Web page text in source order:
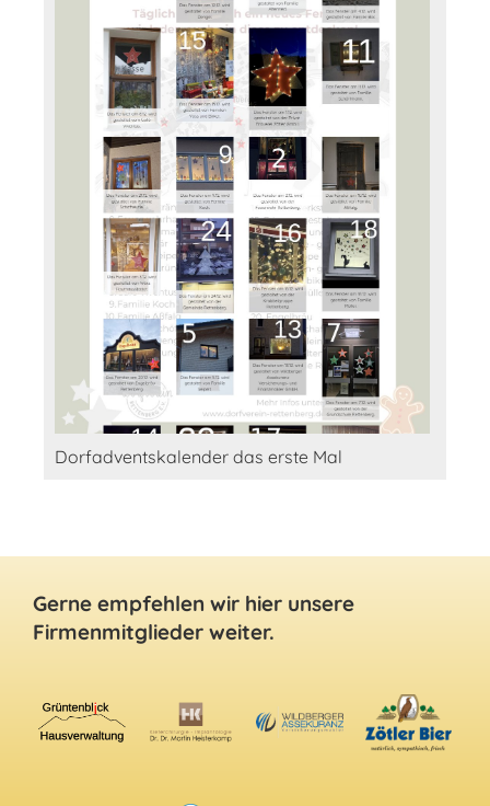
Dorfadventskalender das erste Mal
Gerne empfehlen wir hier unsere
Firmenmitglieder weiter.